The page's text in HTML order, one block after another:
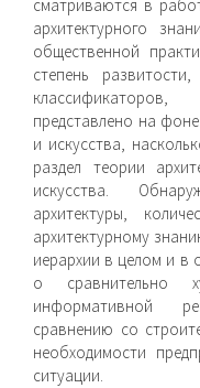
сматриваются в
архитектурного
обще­ственной
степень
представлено на
и искусства,
раздел теории
искусства.
архитектуры,
архитектурному
иерархии в целом и в
о сравнительно
информативной
сравнению со
необходимости
ситуации.